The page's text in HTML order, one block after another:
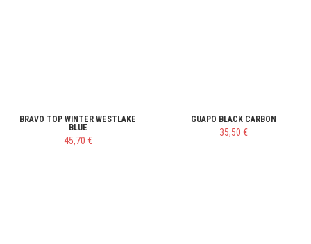
BRAVO TOP WINTER WESTLAKE
BLUE
45,70 €
GUAPO BLACK CARBON
35,50 €